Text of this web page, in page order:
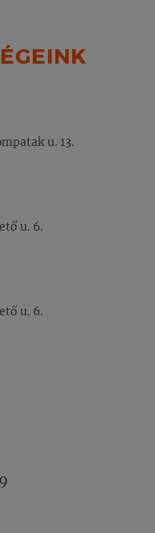
u. 13.
u. 6.
u. 6.